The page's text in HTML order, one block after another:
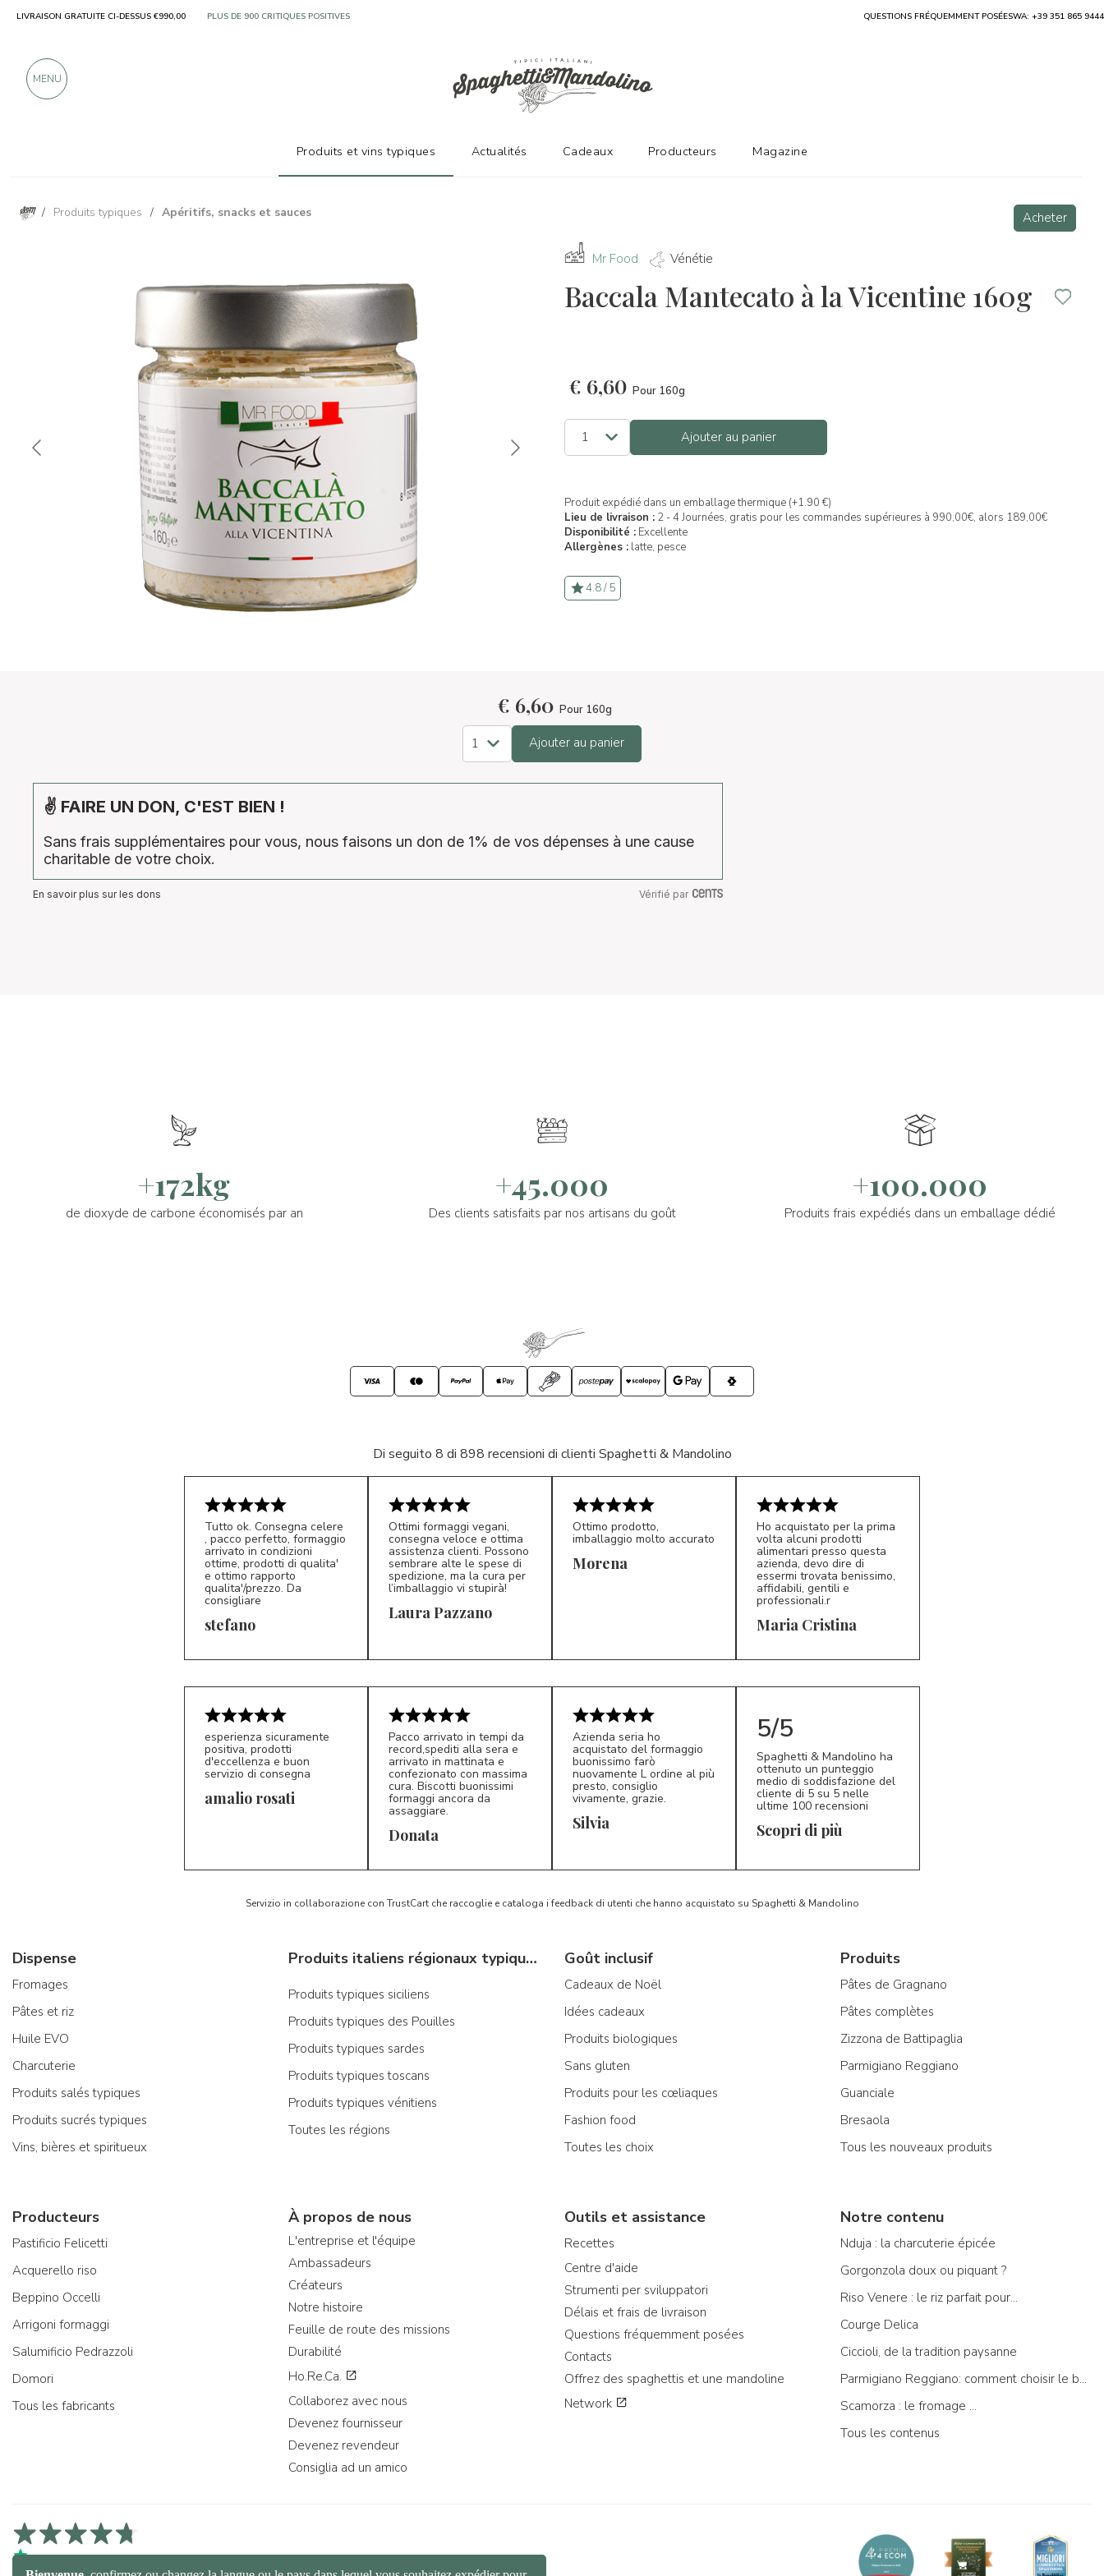
/ Produits typiques / Apéritifs, snacks et sauces Acheter
Mr Food Vénétie
Baccala Mantecato à la Vicentine 160g
€ 6,60 Pour 160g
Ajouter au panier
Produit expédié dans un emballage thermique (+1.90 €)
Lieu de livraison : 2 - 4 Journées, gratis pour les commandes supérieures à 990,00€, alors 189,00€
Disponibilité : Excellente
Allergènes : latte, pesce
4.8 / 5
€ 6,60 Pour 160g
Ajouter au panier
✌ FAIRE UN DON, C'EST BIEN !
Sans frais supplémentaires pour vous, nous faisons un don de 1% de vos dépenses à une cause
charitable de votre choix.
En savoir plus sur les dons Vérifié par
+172kg
de dioxyde de carbone économisés par an
+45.000
Des clients satisfaits par nos artisans du goût
+100.000
Produits frais expédiés dans un emballage dédié
Di seguito 8 di 898 recensioni di clienti Spaghetti & Mandolino
S*
Tutto ok. Consegna celere
, pacco perfetto, formaggio
arrivato in condizioni
ottime, prodotti di qualita'
e ottimo rapporto
qualita'/prezzo. Da
consigliare
stefano LP 5/5
Ottimi formaggi vegani,
consegna veloce e ottima
assistenza clienti. Possono
sembrare alte le spese di
spedizione, ma la cura per
l’imballaggio vi stupirà!
Laura Pazzano
Ottimo prodotto,
imballaggio molto accurato
Morena
MC 5/5
Ho acquistato per la prima
volta alcuni prodotti
alimentari presso questa
azienda, devo dire di
essermi trovata benissimo,
affidabili, gentili e
professionali.r
Maria Cristina
esperienza sicuramente
positiva, prodotti
d'eccellenza e buon
servizio di consegna
amalio rosati
D*
Pacco arrivato in tempi da
record,spediti alla sera e
arrivato in mattinata e
confezionato con massima
cura. Biscotti buonissimi
formaggi ancora da
assaggiare.
Donata S*
Azienda seria ho
acquistato del formaggio
buonissimo farò
nuovamente L ordine al più
presto, consiglio
vivamente, grazie.
Silvia
5/5
Spaghetti & Mandolino ha
ottenuto un punteggio
medio di soddisfazione del
cliente di 5 su 5 nelle
ultime 100 recensioni
Scopri di più
Servizio in collaborazione con TrustCart che raccoglie e cataloga i feedback di utenti che hanno acquistato su Spaghetti & Mandolino
Dispense
Fromages
Pâtes et riz
Huile EVO
Charcuterie
Produits salés typiques
Produits sucrés typiques
Vins, bières et spiritueux
Produits italiens régionaux typiques
Produits typiques siciliens
Produits typiques des Pouilles
Produits typiques sardes
Produits typiques toscans
Produits typiques vénitiens
Toutes les régions
Goût inclusif
Cadeaux de Noël
Idées cadeaux
Produits biologiques
Sans gluten
Produits pour les cœliaques
Fashion food
Toutes les choix
Produits
Pâtes de Gragnano
Pâtes complètes
Zizzona de Battipaglia
Parmigiano Reggiano
Guanciale
Bresaola
Tous les nouveaux produits
Producteurs
Pastificio Felicetti
Acquerello riso
Beppino Occelli
Arrigoni formaggi
Salumificio Pedrazzoli
Domori
Tous les fabricants
À propos de nous
L'entreprise et l'équipe
Ambassadeurs
Créateurs
Notre histoire
Feuille de route des missions
Durabilité
Ho.Re.Ca.
Collaborez avec nous
Devenez fournisseur
Devenez revendeur
Consiglia ad un amico
Outils et assistance
Recettes
Centre d'aide
Strumenti per sviluppatori
Délais et frais de livraison
Questions fréquemment posées
Contacts
Offrez des spaghettis et une mandoline
Network
Notre contenu
Nduja : la charcuterie épicée
Gorgonzola doux ou piquant ?
Riso Venere : le riz parfait pour...
Courge Delica
Ciccioli, de la tradition paysanne
Parmigiano Reggiano: comment choisir le bon?
Scamorza : le fromage ...
Tous les contenus
4,7/5 sur Trustpilot
LIVRAISON GRATUITE CI-DESSUS €990,00 UNIQUEMENT DES PRODUITS PROVENANT D'EXCELLENTS FABRICANTS QUESTIONS FRÉQUEMMENT POSÉESWA: +39 351 865 9444
MENU
Produits et vins typiques Actualités Cadeaux Producteurs Magazine